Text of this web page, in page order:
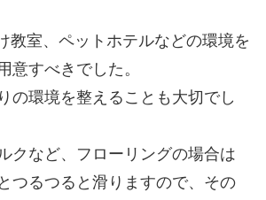
教室、ペットホテルなどの環境を
意すべきでした。
の環境を整えることも大切でし
クなど、フローリングの場合は
つるつると滑りますので、その